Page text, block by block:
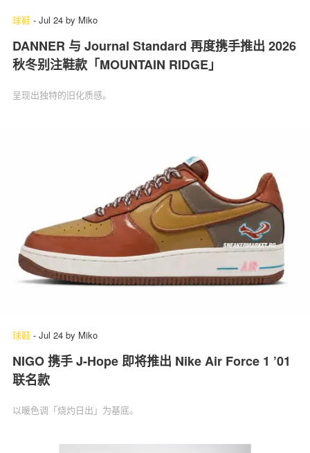
球鞋 - Jul 24 by Miko
DANNER 与 Journal Standard 再度携手推出 2026
秋冬别注鞋款「MOUNTAIN RIDGE」
呈现出独特的旧化质感。
球鞋 - Jul 24 by Miko
NIGO 携手 J-Hope 即将推出 Nike Air Force 1 ’01
联名款
以暖色调「烧灼日出」为基底。